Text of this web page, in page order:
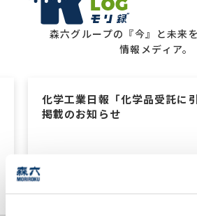
#会社概要
#森六って何？
#グローバルネットワーク
森六グループの『今』と未来
情報メディア。
化学工業日報「化学品受託に
掲載のお知らせ